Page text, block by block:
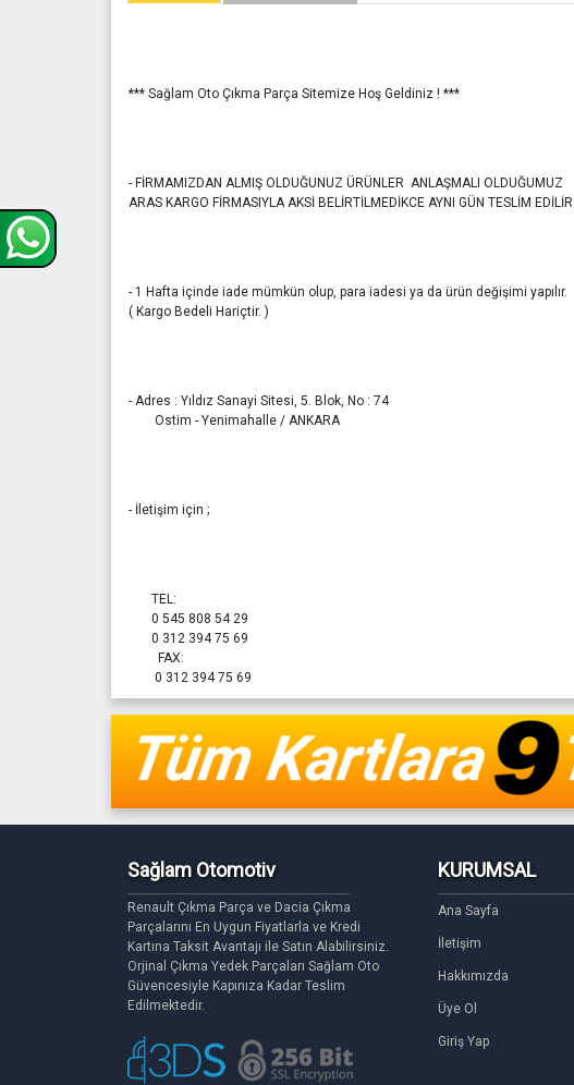
*** Sağlam Oto Çıkma Parça Sitemize Hoş Geldiniz ! ***
- FİRMAMIZDAN ALMIŞ OLDUĞUNUZ ÜRÜNLER ANLAŞMALI OLDUĞUMUZ
ARAS KARGO FİRMASIYLA AKSİ BELİRTİLMEDİKCE AYNI GÜN TESLİM EDİLİR
- 1 Hafta içinde iade mümkün olup, para iadesi ya da ürün değişimi yapılır.
( Kargo Bedeli Hariçtir. )
- Adres : Yıldız Sanayi Sitesi, 5. Blok, No : 74
Ostim - Yenimahalle / ANKARA
- İletişim için ;
TEL:
0 545 808 54 29
0 312 394 75 69
FAX:
0 312 394 75 69
Sağlam Otomotiv
Renault Çıkma Parça ve Dacia Çıkma
Parçalarını En Uygun Fiyatlarla ve Kredi
Kartına Taksit Avantajı ile Satın Alabilirsiniz.
Orjinal Çıkma Yedek Parçaları Sağlam Oto
Güvencesiyle Kapınıza Kadar Teslim
Edilmektedir.
KURUMSAL
Ana Sayfa
İletişim
Hakkımızda
Üye Ol
Giriş Yap